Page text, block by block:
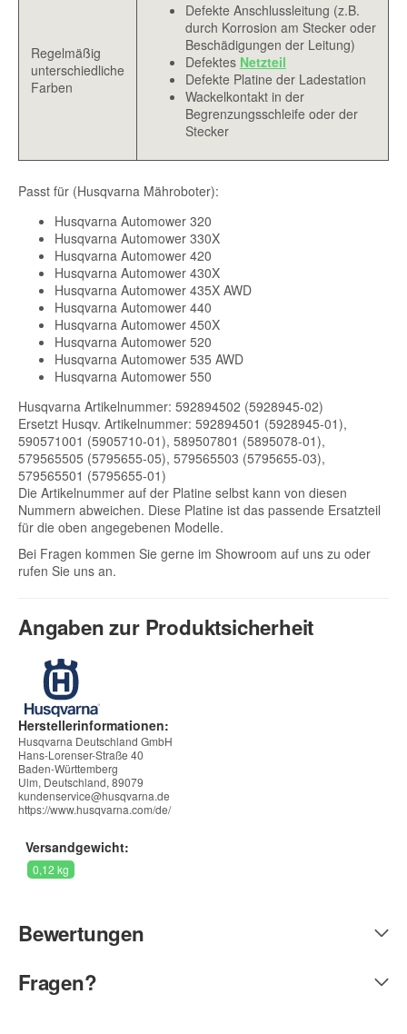
Regelmäßig
unterschiedliche
Farben
Defekte Anschlussleitung (z.B.
durch Korrosion am Stecker oder
Beschädigungen der Leitung)
Defektes Netzteil
Defekte Platine der Ladestation
Wackelkontakt in der
Begrenzungsschleife oder der
Stecker
Passt für (Husqvarna Mähroboter):
Husqvarna Automower 320
Husqvarna Automower 330X
Husqvarna Automower 420
Husqvarna Automower 430X
Husqvarna Automower 435X AWD
Husqvarna Automower 440
Husqvarna Automower 450X
Husqvarna Automower 520
Husqvarna Automower 535 AWD
Husqvarna Automower 550
Husqvarna Artikelnummer: 592894502 (5928945-02)
Ersetzt Husqv. Artikelnummer: 592894501 (5928945-01),
590571001 (5905710-01), 589507801 (5895078-01),
579565505 (5795655-05), 579565503 (5795655-03),
579565501 (5795655-01)
Die Artikelnummer auf der Platine selbst kann von diesen
Nummern abweichen. Diese Platine ist das passende Ersatzteil
für die oben angegebenen Modelle.
Bei Fragen kommen Sie gerne im Showroom auf uns zu oder
rufen Sie uns an.
Angaben zur Produktsicherheit
Herstellerinformationen:
Husqvarna Deutschland GmbH
Hans-Lorenser-Straße 40
Baden-Württemberg
Ulm, Deutschland, 89079
kundenservice@husqvarna.de
https://www.husqvarna.com/de/
Versandgewicht:
0,12 kg
Bewertungen
Fragen?